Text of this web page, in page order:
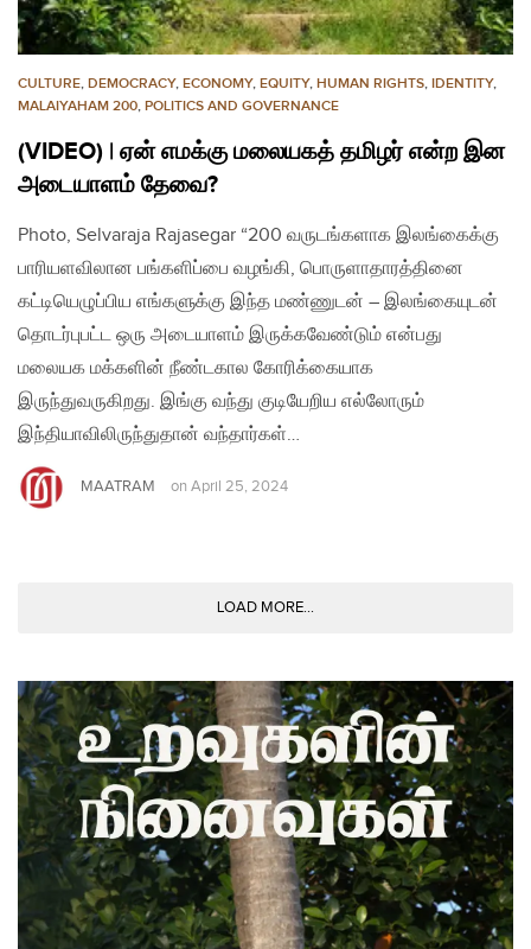
CULTURE, DEMOCRACY, ECONOMY, EQUITY, HUMAN RIGHTS, IDENTITY,
MALAIYAHAM 200, POLITICS AND GOVERNANCE
(VIDEO) | ஏன் எமக்கு மலையகத் தமிழர் என்ற இன
அடையாளம் தேவை?
Photo, Selvaraja Rajasegar “200 வருடங்களாக இலங்கைக்கு
பாரியளவிலான பங்களிப்பை வழங்கி, பொருளாதாரத்தினை
கட்டியெழுப்பிய எங்களுக்கு இந்த மண்ணுடன் – இலங்கையுடன்
தொடர்புபட்ட ஒரு அடையாளம் இருக்கவேண்டும் என்பது
மலையக மக்களின் நீண்டகால கோரிக்கையாக
இருந்துவருகிறது. இங்கு வந்து குடியேறிய எல்லோரும்
இந்தியாவிலிருந்துதான் வந்தார்கள்…
MAATRAM on April 25, 2024
LOAD MORE...